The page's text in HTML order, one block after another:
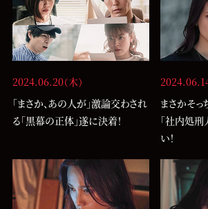
2024.06.20（木）
「まさか、あの人が」激論交わされ
る「黒幕の正体」遂に決着！
2024.06.14
まさかそっ
「社内処
い！